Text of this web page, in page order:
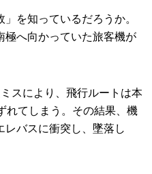
」を知っているだろうか。
極へ向かっていた旅客機が
スにより、飛行ルートは本
れてしまう。その結果、機
レバスに衝突し、墜落し